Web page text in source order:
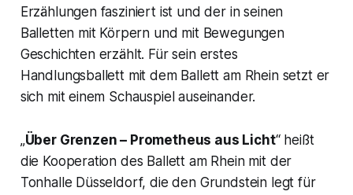
Erzählungen fasziniert ist und der in seinen
Balletten mit Körpern und mit Bewegungen
Geschichten erzählt. Für sein erstes
Handlungsballett mit dem Ballett am Rhein setzt er
sich mit einem Schauspiel auseinander.
„Über Grenzen – Prometheus aus Licht“ heißt
die Kooperation des Ballett am Rhein mit der
Tonhalle Düsseldorf, die den Grundstein legt für